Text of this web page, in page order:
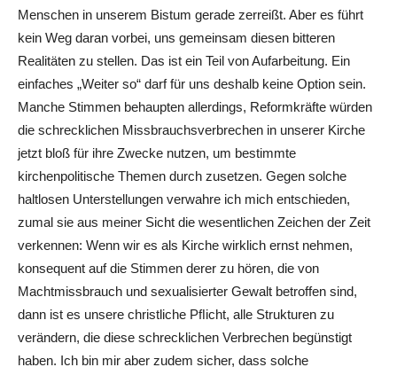
Menschen in unserem Bistum gerade zerreißt. Aber es führt
kein Weg daran vorbei, uns gemeinsam diesen bitteren
Realitäten zu stellen. Das ist ein Teil von Aufarbeitung. Ein
einfaches „Weiter so“ darf für uns deshalb keine Option sein.
Manche Stimmen behaupten allerdings, Reformkräfte würden
die schrecklichen Missbrauchsverbrechen in unserer Kirche
jetzt bloß für ihre Zwecke nutzen, um bestimmte
kirchenpolitische Themen durch zusetzen. Gegen solche
haltlosen Unterstellungen verwahre ich mich entschieden,
zumal sie aus meiner Sicht die wesentlichen Zeichen der Zeit
verkennen: Wenn wir es als Kirche wirklich ernst nehmen,
konsequent auf die Stimmen derer zu hören, die von
Machtmissbrauch und sexualisierter Gewalt betroffen sind,
dann ist es unsere christliche Pﬂicht, alle Strukturen zu
verändern, die diese schrecklichen Verbrechen begünstigt
haben. Ich bin mir aber zudem sicher, dass solche